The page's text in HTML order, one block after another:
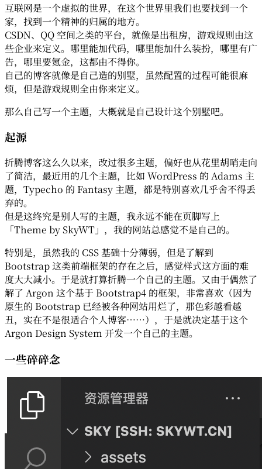
互联网是一个虚拟的世界，在这个世界里我们也要找到一个
家，找到一个精神的归属的地方。
CSDN、QQ 空间之类的平台，就像是出租房，游戏规则由这
些企业来定义。哪里能加代码，哪里能加什么装扮，哪里有广
告，哪里要氪金，这都由不得你。
自己的博客就像是自己造的别墅，虽然配置的过程可能很麻
烦，但是游戏规则全由你来定义。
那么自己写一个主题，大概就是自己设计这个别墅吧。
起源
折腾博客这么久以来，改过很多主题，偏好也从花里胡哨走向
了简洁，最近用的几个主题，比如 WordPress 的 Adams 主
题，Typecho 的 Fantasy 主题，都是特别喜欢几乎舍不得丢
弃的。
但是这终究是别人写的主题，我永远不能在页脚写上
「Theme by SkyWT」，我的网站总感觉不是自己的。
特别是，虽然我的 CSS 基础十分薄弱，但是了解到
Bootstrap 这类前端框架的存在之后，感觉样式这方面的难
度大大减小。于是就打算折腾一个自己的主题。又由于偶然了
解了 Argon 这个基于 Bootstrap4 的框架，非常喜欢（因为
原生的 Bootstrap 已经被各种网站用烂了，那色彩越看越
丑，实在不是很适合个人博客……），于是就决定基于这个
Argon Design System 开发一个自己的主题。
一些碎碎念